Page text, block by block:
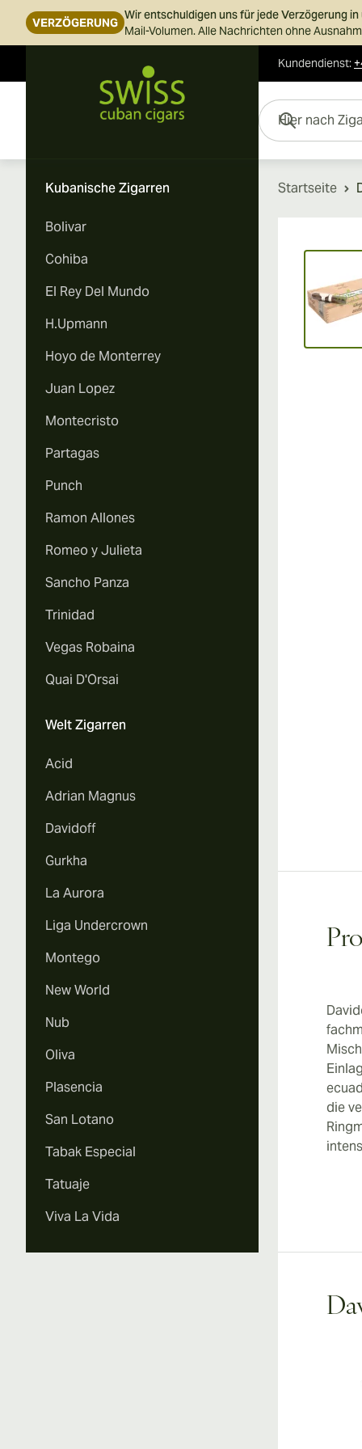
VERZÖGERUNG
Wir entschuldigen uns für jede Verzögerung
Mail-Volumen. Alle Nachrichten ohne
Kundendienst:
Hier nach Zigarren
Kubanische Zigarren
Bolivar
Cohiba
El Rey Del Mundo
H.Upmann
Hoyo de Monterrey
Juan Lopez
Montecristo
Partagas
Punch
Ramon Allones
Romeo y Julieta
Sancho Panza
Trinidad
Vegas Robaina
Quai D'Orsai
Welt Zigarren
Acid
Adrian Magnus
Davidoff
Gurkha
La Aurora
Liga Undercrown
Montego
New World
Nub
Oliva
Plasencia
San Lotano
Tabak Especial
Tatuaje
Viva La Vida
Startseite
die